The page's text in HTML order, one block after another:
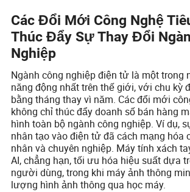
Các Đổi Mới Công Nghệ
Thúc Đẩy Sự Thay Đổi
Nghiệp
Ngành công nghiệp điện tử là một trong
năng động nhất trên thế giới, với chu kỳ
bằng tháng thay vì năm. Các đổi mới
không chỉ thúc đẩy doanh số bán hàng
hình toàn bộ ngành công nghiệp. Ví dụ,
nhân tạo vào điện tử đã cách mạng hóa
nhân và chuyên nghiệp. Máy tính xách
AI, chẳng hạn, tối ưu hóa hiệu suất dựa
người dùng, trong khi máy ảnh thông
lượng hình ảnh thông qua học máy.